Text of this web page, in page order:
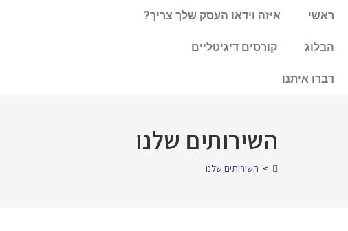
ראשי איזה וידאו העסק שלך צריך?
הבלוג קורסים דיגיטליים
דברו איתנו
השירותים שלנו
> השירותים שלנו